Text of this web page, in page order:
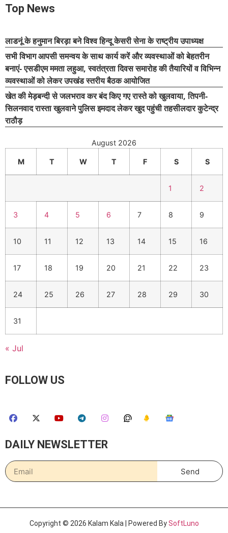
Top News
लाडनूं के हनुमान बिरड़ा बने विश्व हिन्दू केसरी सेना के राष्ट्रीय उपाध्यक्ष
सभी विभाग आपसी समन्वय के साथ कार्य करें और व्यवस्थाओं को बेहतरीन
बनाएं- एसडीएम ममता लहुआ, स्वतंत्रता दिवस समारोह की तैयारियों व विभिन्न
व्यवस्थाओं को लेकर उपखंड स्तरीय बैठक आयोजित
खेत की मेड़बन्दी से जलभराव कर बंद किए गए रास्ते को खुलवाया, तिपनी-
सिलनवाद रास्ता खुलवाने पुलिस इमदाद लेकर खुद पहुंची तहसीलदार कुटेन्द्र
राठौड़
August 2026
M T W T F S S
1 2
3 4 5 6 7 8 9
10 11 12 13 14 15 16
17 18 19 20 21 22 23
24 25 26 27 28 29 30
31
« Jul
FOLLOW US
DAILY NEWSLETTER
Send
Copyright © 2026 Kalam Kala | Powered BySoftLuno